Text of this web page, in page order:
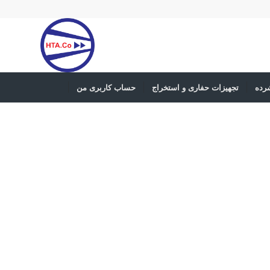
تجهیزات حفاری و استخراج حساب کاربری من